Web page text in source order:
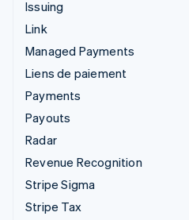
Issuing
Link
Managed Payments
Liens de paiement
Payments
Payouts
Radar
Revenue Recognition
Stripe Sigma
Stripe Tax